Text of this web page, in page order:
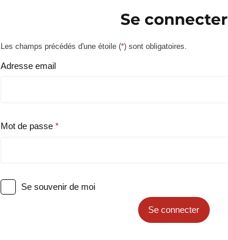
Se connecter
Les champs précédés d'une étoile (*) sont obligatoires.
Adresse email
Mot de passe
Se souvenir de moi
Se connecter